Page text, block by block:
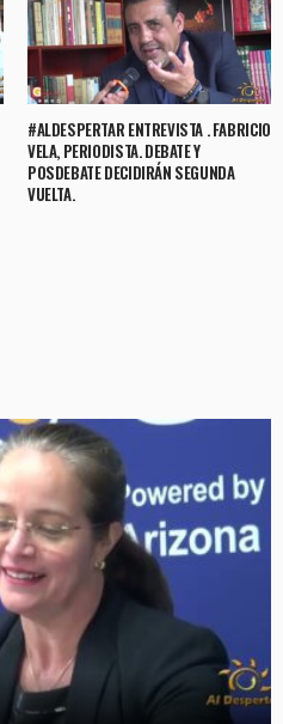
#ALDESPERTAR ENTREVISTA . FABRICIO
VELA, PERIODISTA. DEBATE Y
POSDEBATE DECIDIRÁN SEGUNDA
VUELTA.